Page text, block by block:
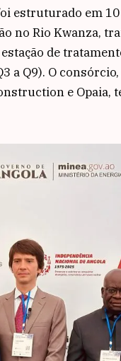
estruturado em
no Rio Kwanza,
de
a Q9). O
e Opaia,